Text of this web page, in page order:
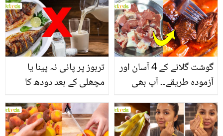
انگیز طبی فوائد
تربوز پر پانی نہ پینا یا
مچھلی کے بعد دودھ کا
سے متعلق غلط فہمیوں کی
حقیقت کیا ہے اور افواہ
گوشت گلانے کے 4 آسان اور
آزمودہ طریقے۔۔ آپ بھی
بتائے راز